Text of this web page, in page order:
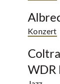
Konzert
WDR